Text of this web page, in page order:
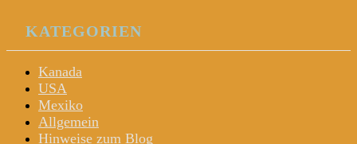
KATEGORIEN
Kanada
USA
Mexiko
Allgemein
Hinweise zum Blog